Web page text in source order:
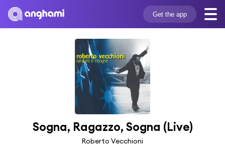
Get the app
Sogna, Ragazzo, Sogna (Live)
Roberto Vecchioni